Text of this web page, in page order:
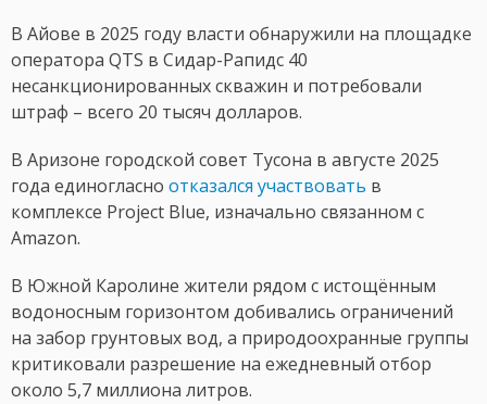
В Айове в 2025 году власти обнаружили на площадке
оператора QTS в Сидар-Рапидс 40
несанкционированных скважин и потребовали
штраф – всего 20 тысяч долларов.
В Аризоне городской совет Тусона в августе 2025
года единогласно отказался участвовать в
комплексе Project Blue, изначально связанном с
Amazon.
В Южной Каролине жители рядом с истощённым
водоносным горизонтом добивались ограничений
на забор грунтовых вод, а природоохранные группы
критиковали разрешение на ежедневный отбор
около 5,7 миллиона литров.